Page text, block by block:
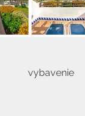
vybavenie